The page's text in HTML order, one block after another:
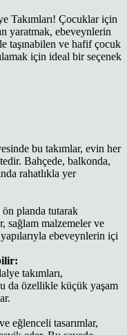
Takımları! Çocuklar için
yaratmak, ebeveynlerin
taşınabilen ve hafif çocuk
için ideal bir seçenek
bu takımlar, evin her
Bahçede, balkonda,
rahatlıkla yer
planda tutarak
sağlam malzemeler ve
ebeveynlerin içi
takımları,
da özellikle küçük yaşam
eğlenceli tasarımlar,